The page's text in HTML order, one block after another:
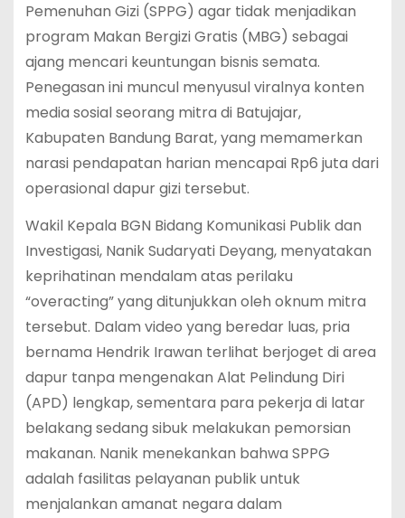
Pemenuhan Gizi (SPPG) agar tidak menjadikan
program Makan Bergizi Gratis (MBG) sebagai
ajang mencari keuntungan bisnis semata.
Penegasan ini muncul menyusul viralnya konten
media sosial seorang mitra di Batujajar,
Kabupaten Bandung Barat, yang memamerkan
narasi pendapatan harian mencapai Rp6 juta dari
operasional dapur gizi tersebut.
Wakil Kepala BGN Bidang Komunikasi Publik dan
Investigasi, Nanik Sudaryati Deyang, menyatakan
keprihatinan mendalam atas perilaku
“overacting” yang ditunjukkan oleh oknum mitra
tersebut. Dalam video yang beredar luas, pria
bernama Hendrik Irawan terlihat berjoget di area
dapur tanpa mengenakan Alat Pelindung Diri
(APD) lengkap, sementara para pekerja di latar
belakang sedang sibuk melakukan pemorsian
makanan. Nanik menekankan bahwa SPPG
adalah fasilitas pelayanan publik untuk
menjalankan amanat negara dalam